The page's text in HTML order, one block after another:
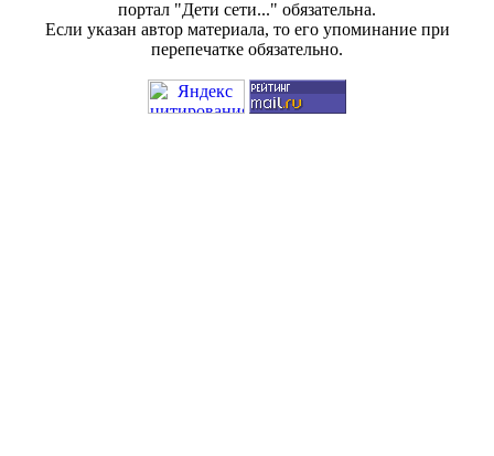
портал "Дети сети..." обязательна.
Если указан автор материала, то его упоминание при
перепечатке обязательно.